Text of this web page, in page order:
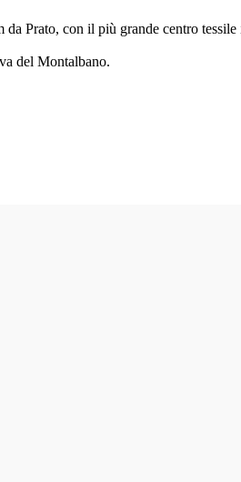
Prato, con il più grande centro
del Montalbano.